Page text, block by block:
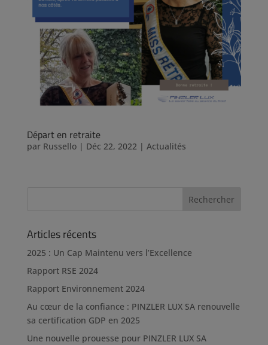
Départ en retraite
par Russello| Déc 22, 2022| Actualités
Articles récents
2025 : Un Cap Maintenu vers l’Excellence
Rapport RSE 2024
Rapport Environnement 2024
Au cœur de la confiance : PINZLER LUX SA renouvelle
sa certification GDP en 2025
Une nouvelle prouesse pour PINZLER LUX SA